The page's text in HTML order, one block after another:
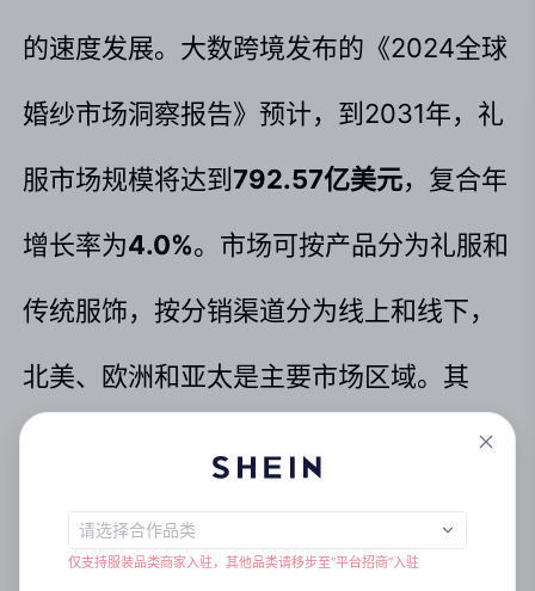
的速度发展。大数跨境发布的《2024全球
婚纱市场洞察报告》预计，到2031年，礼
服市场规模将达到792.57亿美元，复合年
增长率为4.0%。市场可按产品分为礼服和
传统服饰，按分销渠道分为线上和线下，
北美、欧洲和亚太是主要市场区域。其
。
场份额的44.16% 。在欧洲区域，德国、
仅支持服装品类商家入驻，其他品类请移步至“平台招商”入驻